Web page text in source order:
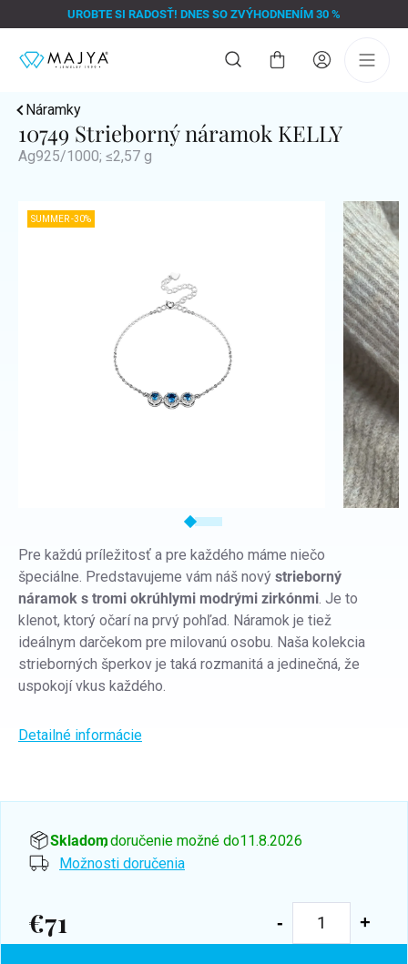
na
UROBTE SI RADOSŤ! DNES SO ZVÝHODNENÍM 30 %
Nákupný
Náramky
10749 Strieborný náramok KELLY
Ag925/1000; ≤2,57 g
SUMMER -30%
Pre každú príležitosť a pre každého máme niečo
špeciálne. Predstavujeme vám náš nový strieborný
náramok s tromi okrúhlymi modrými zirkónmi. Je to
klenot, ktorý očarí na prvý pohľad. Náramok je tiež
ideálnym darčekom pre milovanú osobu. Naša kolekcia
strieborných šperkov je taká rozmanitá a jedinečná, že
uspokojí vkus každého.
Detailné informácie
Skladom, doručenie možné do11.8.2026
Možnosti doručenia
€71
Jednotková